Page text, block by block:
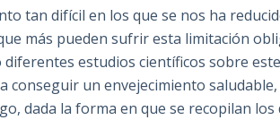
tan difícil en los que se nos ha
más pueden sufrir esta limitación
estudios científicos sobre
conseguir un envejecimiento
dada la forma en que se recopilan